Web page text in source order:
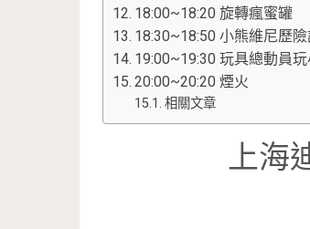
18:00~18:20 旋轉瘋蜜罐
18:30~18:50 小熊維尼歷
19:00~19:30 玩具總動員
20:00~20:20 煙火
相關文章
上海